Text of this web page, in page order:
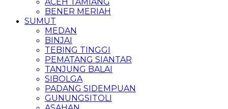
BENER MERIAH
SUMUT
MEDAN
BINJAI
TEBING TINGGI
PEMATANG SIANTAR
TANJUNG BALAI
SIBOLGA
PADANG SIDEMPUAN
GUNUNGSITOLI